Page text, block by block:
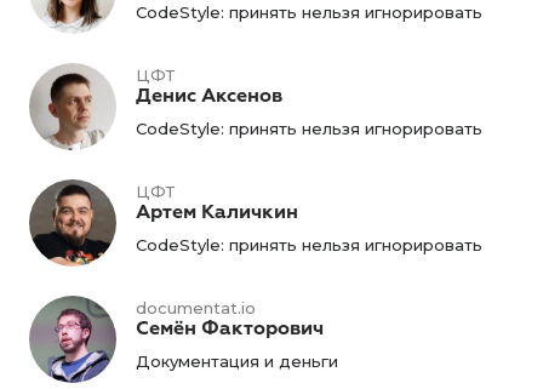
CodeStyle: принять нельзя игнорировать
ЦФТ
Денис Аксенов
CodeStyle: принять нельзя игнорировать
ЦФТ
Артем Каличкин
CodeStyle: принять нельзя игнорировать
documentat.io
Семён Факторович
Документация и деньги